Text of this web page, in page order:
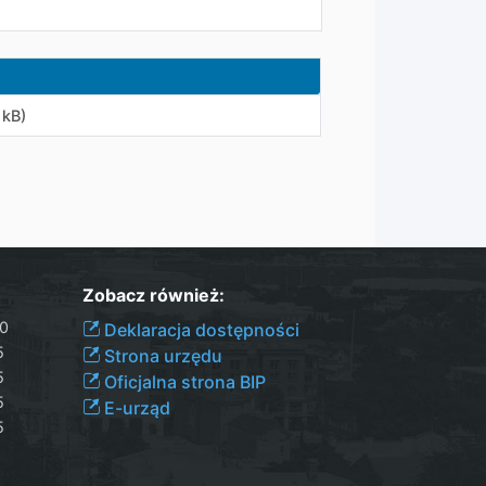
Zobacz również:
Deklaracja dostępności
Strona urzędu
Oficjalna strona BIP
E-urząd